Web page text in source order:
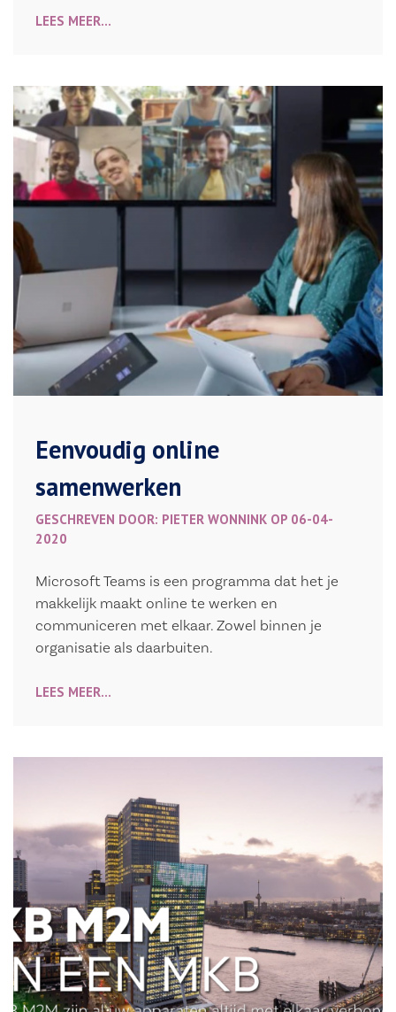
LEES MEER...
Eenvoudig online
samenwerken
GESCHREVEN DOOR: PIETER WONNINK OP 06-04-
2020
Microsoft Teams is een programma dat het je
makkelijk maakt online te werken en
communiceren met elkaar. Zowel binnen je
organisatie als daarbuiten.
LEES MEER...